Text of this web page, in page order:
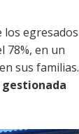
los egresados
78%, en un
sus familias.
gestionada